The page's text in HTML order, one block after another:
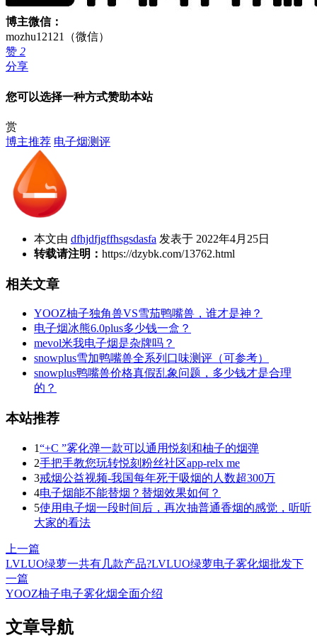
博主微信：
mozhu12121（微信）
赞 2
分享
您可以选择一种方式赞助本站
赏
博主推荐 电子烟测评
本文由 dfhjdfjgffhsgsdasfa 发表于 2022年4月25日
转载请注明： https://dzybk.com/13762.html
相关文章
YOOZ柚子独角兽VS雪茄鸭嘴兽，谁才是神？
电子烟冰熊6.0plus多少钱一盒？
mevol米我电子烟是杂牌吗？
snowplus雪加鸭嘴兽全系列口味测评（可参考）
snowplus鸭嘴兽价格真假乱象问题，多少钱才是合理
的？
本站推荐
1“+C ”雾化弹一款可以通用悦刻和柚子的烟弹
2手把手教您玩转悦刻粉丝社区app-relx me
3戒烟公益视频-我国每年死于吸烟的人数超300万
4电子烟能不能替烟？替烟效果如何？
5使用电子烟一段时间后，再次抽普通香烟的感觉，听听
大家的看法
上一篇
LVLUO绿萝一共有几款产品?LVLUO绿萝电子雾化烟批发下
一篇
YOOZ柚子电子雾化烟全面介绍
文章导航